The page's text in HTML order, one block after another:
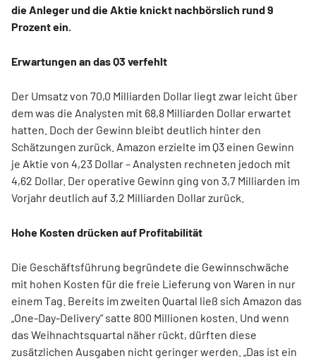
die Anleger und die Aktie knickt nachbörslich rund 9
Prozent ein.
Erwartungen an das Q3 verfehlt
Der Umsatz von 70,0 Milliarden Dollar liegt zwar leicht über
dem was die Analysten mit 68,8 Milliarden Dollar erwartet
hatten. Doch der Gewinn bleibt deutlich hinter den
Schätzungen zurück. Amazon erzielte im Q3 einen Gewinn
je Aktie von 4,23 Dollar – Analysten rechneten jedoch mit
4,62 Dollar. Der operative Gewinn ging von 3,7 Milliarden im
Vorjahr deutlich auf 3,2 Milliarden Dollar zurück.
Hohe Kosten drücken auf Profitabilität
Die Geschäftsführung begründete die Gewinnschwäche
mit hohen Kosten für die freie Lieferung von Waren in nur
einem Tag. Bereits im zweiten Quartal ließ sich Amazon das
„One-Day-Delivery“ satte 800 Millionen kosten. Und wenn
das Weihnachtsquartal näher rückt, dürften diese
zusätzlichen Ausgaben nicht geringer werden. „Das ist ein